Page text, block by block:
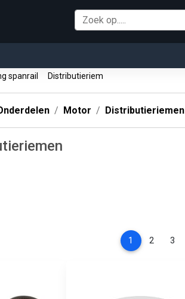
spanrail Distributieriem
Motor Distributieriemen
1 (current)
2 3